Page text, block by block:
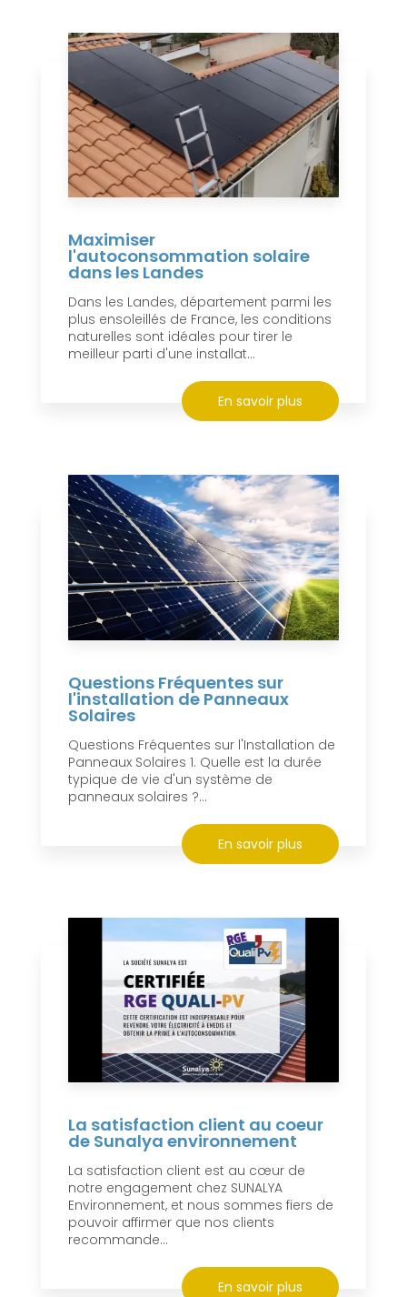
Maximiser
l'autoconsommation solaire
dans les Landes
Dans les Landes, département parmi les
plus ensoleillés de France, les conditions
naturelles sont idéales pour tirer le
meilleur parti d'une installat...
En savoir plus
Questions Fréquentes sur
l'installation de Panneaux
Solaires
Questions Fréquentes sur l'Installation de
Panneaux Solaires 1. Quelle est la durée
typique de vie d'un système de
panneaux solaires ?...
En savoir plus
La satisfaction client au coeur
de Sunalya environnement
La satisfaction client est au cœur de
notre engagement chez SUNALYA
Environnement, et nous sommes fiers de
pouvoir affirmer que nos clients
recommande...
En savoir plus